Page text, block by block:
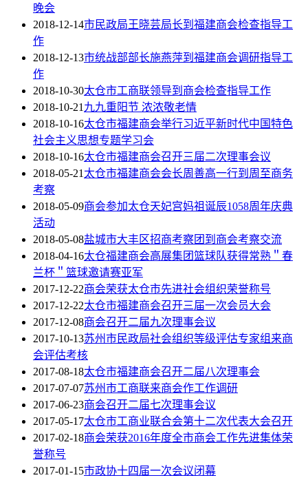
晚会
2018-12-14市民政局王晓芸局长到福建商会检查指导工
作
2018-12-13市统战部部长施燕萍到福建商会调研指导工
作
2018-10-30太仓市工商联领导到商会检查指导工作
2018-10-21九九重阳节 浓浓敬老情
2018-10-16太仓市福建商会举行习近平新时代中国特色
社会主义思想专题学习会
2018-10-16太仓市福建商会召开三届二次理事会议
2018-05-21太仓市福建商会会长周善高一行到周至商务
考察
2018-05-09商会参加太仓天妃宫妈祖诞辰1058周年庆典
活动
2018-05-08盐城市大丰区招商考察团到商会考察交流
2018-04-16太仓福建商会高展集团篮球队获得常熟＂春
兰杯＂篮球邀请赛亚军
2017-12-22商会荣获太仓市先进社会组织荣誉称号
2017-12-22太仓市福建商会召开三届一次会员大会
2017-12-08商会召开二届九次理事会议
2017-10-13苏州市民政局社会组织等级评估专家组来商
会评估考核
2017-08-18太仓市福建商会召开二届八次理事会
2017-07-07苏州市工商联来商会作工作调研
2017-06-23商会召开二届七次理事会议
2017-05-17太仓市工商业联合会第十二次代表大会召开
2017-02-18商会荣获2016年度全市商会工作先进集体荣
誉称号
2017-01-15市政协十四届一次会议闭幕